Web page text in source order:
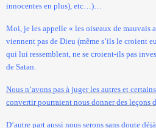
innocentes en plus), etc…)…
Moi, je les appelle « les oiseaux de mauvais
viennent pas de Dieu (même s’ils le croient
qui lui ressemblent, ne se croient-ils pas
de Satan.
Nous n’avons pas à juger les autres et
convertir pourraient nous donner des leçons
D’autre part aussi nous serons sans doute